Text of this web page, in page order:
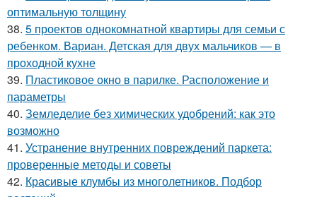
оптимальную толщину
38. 5 проектов однокомнатной квартиры для семьи с
ребенком. Вариан. Детская для двух мальчиков — в
проходной кухне
39. Пластиковое окно в парилке. Расположение и
параметры
40. Земледелие без химических удобрений: как это
возможно
41. Устранение внутренних повреждений паркета:
проверенные методы и советы
42. Красивые клумбы из многолетников. Подбор